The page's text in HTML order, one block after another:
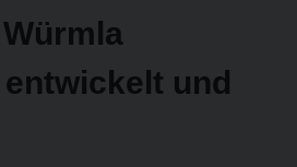
und